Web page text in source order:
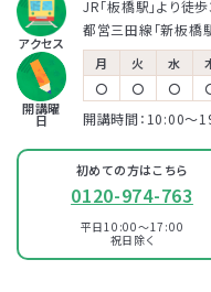
児
放課後
資料・体
アクセス
JR「板橋駅」より徒
都営三田線「新板橋
開講曜
日
月 火 水
〇
〇 〇
開講時間：10:00〜
初めての方はこちら
0120-974-763
平日10:00～17:00
祝日除く
都営日暮里・舎人ライナー「西日暮
パーソナルコース
池袋教室
JR・西武池袋線・東京メトロ有楽
JR宇都宮線・高崎線「尾久駅」より
LITALICOジュニア
江戸川橋教室
有楽町線「江戸川橋駅」より徒歩6
LITALICOジュニア
西日暮里教室
JR・東京メトロ千代田線「西日暮里
都営日暮里・舎人ライナー「西日